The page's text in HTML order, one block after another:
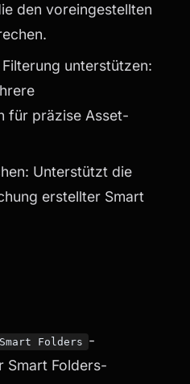
den voreingestellten
unterstützen:
für präzise Asset-
Unterstützt die
erstellter Smart
Smart Folders -
Smart Folders-